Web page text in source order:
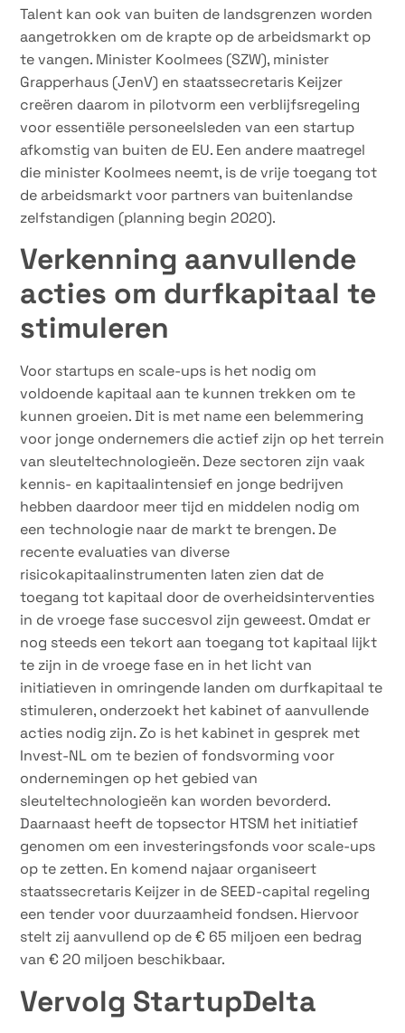
Talent kan ook van buiten de landsgrenzen worden
aangetrokken om de krapte op de arbeidsmarkt op
te vangen. Minister Koolmees (SZW), minister
Grapperhaus (JenV) en staatssecretaris Keijzer
creëren daarom in pilotvorm een verblijfsregeling
voor essentiële personeelsleden van een startup
afkomstig van buiten de EU. Een andere maatregel
die minister Koolmees neemt, is de vrije toegang tot
de arbeidsmarkt voor partners van buitenlandse
zelfstandigen (planning begin 2020).
Verkenning aanvullende
acties om durfkapitaal te
stimuleren
Voor startups en scale-ups is het nodig om
voldoende kapitaal aan te kunnen trekken om te
kunnen groeien. Dit is met name een belemmering
voor jonge ondernemers die actief zijn op het terrein
van sleuteltechnologieën. Deze sectoren zijn vaak
kennis- en kapitaalintensief en jonge bedrijven
hebben daardoor meer tijd en middelen nodig om
een technologie naar de markt te brengen. De
recente evaluaties van diverse
risicokapitaalinstrumenten laten zien dat de
toegang tot kapitaal door de overheidsinterventies
in de vroege fase succesvol zijn geweest. Omdat er
nog steeds een tekort aan toegang tot kapitaal lijkt
te zijn in de vroege fase en in het licht van
initiatieven in omringende landen om durfkapitaal te
stimuleren, onderzoekt het kabinet of aanvullende
acties nodig zijn. Zo is het kabinet in gesprek met
Invest-NL om te bezien of fondsvorming voor
ondernemingen op het gebied van
sleuteltechnologieën kan worden bevorderd.
Daarnaast heeft de topsector HTSM het initiatief
genomen om een investeringsfonds voor scale-ups
op te zetten. En komend najaar organiseert
staatssecretaris Keijzer in de SEED-capital regeling
een tender voor duurzaamheid fondsen. Hiervoor
stelt zij aanvullend op de € 65 miljoen een bedrag
van € 20 miljoen beschikbaar.
Vervolg StartupDelta